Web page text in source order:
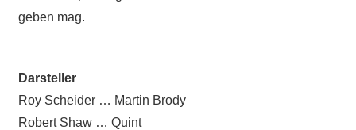
geben mag.
Darsteller
Roy Scheider … Martin Brody
Robert Shaw … Quint